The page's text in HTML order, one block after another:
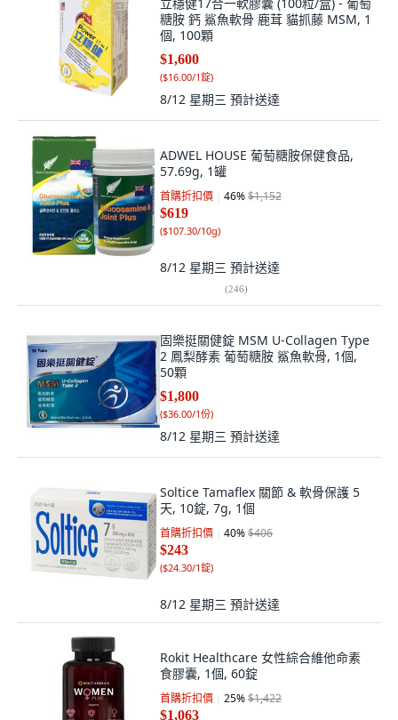
糖胺 鈣 鯊魚軟骨 鹿茸 貓抓藤 MSM, 1
個, 100顆
$1,600
($16.00/1錠)
8/12 星期三 預計送達
ADWEL HOUSE 葡萄糖胺保健食品,
57.69g, 1罐
首購折扣價 46%$1,152
$619
($107.30/10g)
8/12 星期三 預計送達
(246)
固樂挺關健錠 MSM U-Collagen Type
2 鳳梨酵素 葡萄糖胺 鯊魚軟骨, 1個,
50顆
$1,800
($36.00/1份)
8/12 星期三 預計送達
Soltice Tamaflex 關節 & 軟骨保護 5
天, 10錠, 7g, 1個
首購折扣價 40%$406
$243
($24.30/1錠)
8/12 星期三 預計送達
Rokit Healthcare 女性綜合維他命素
食膠囊, 1個, 60錠
首購折扣價 25%$1,422
$1,063